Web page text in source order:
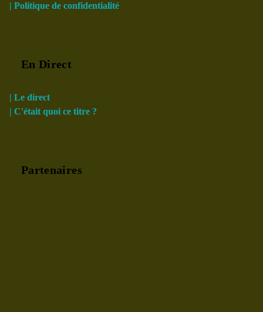
| Politique de confidentialité
En Direct
| Le direct
| C'était quoi ce titre ?
Partenaires